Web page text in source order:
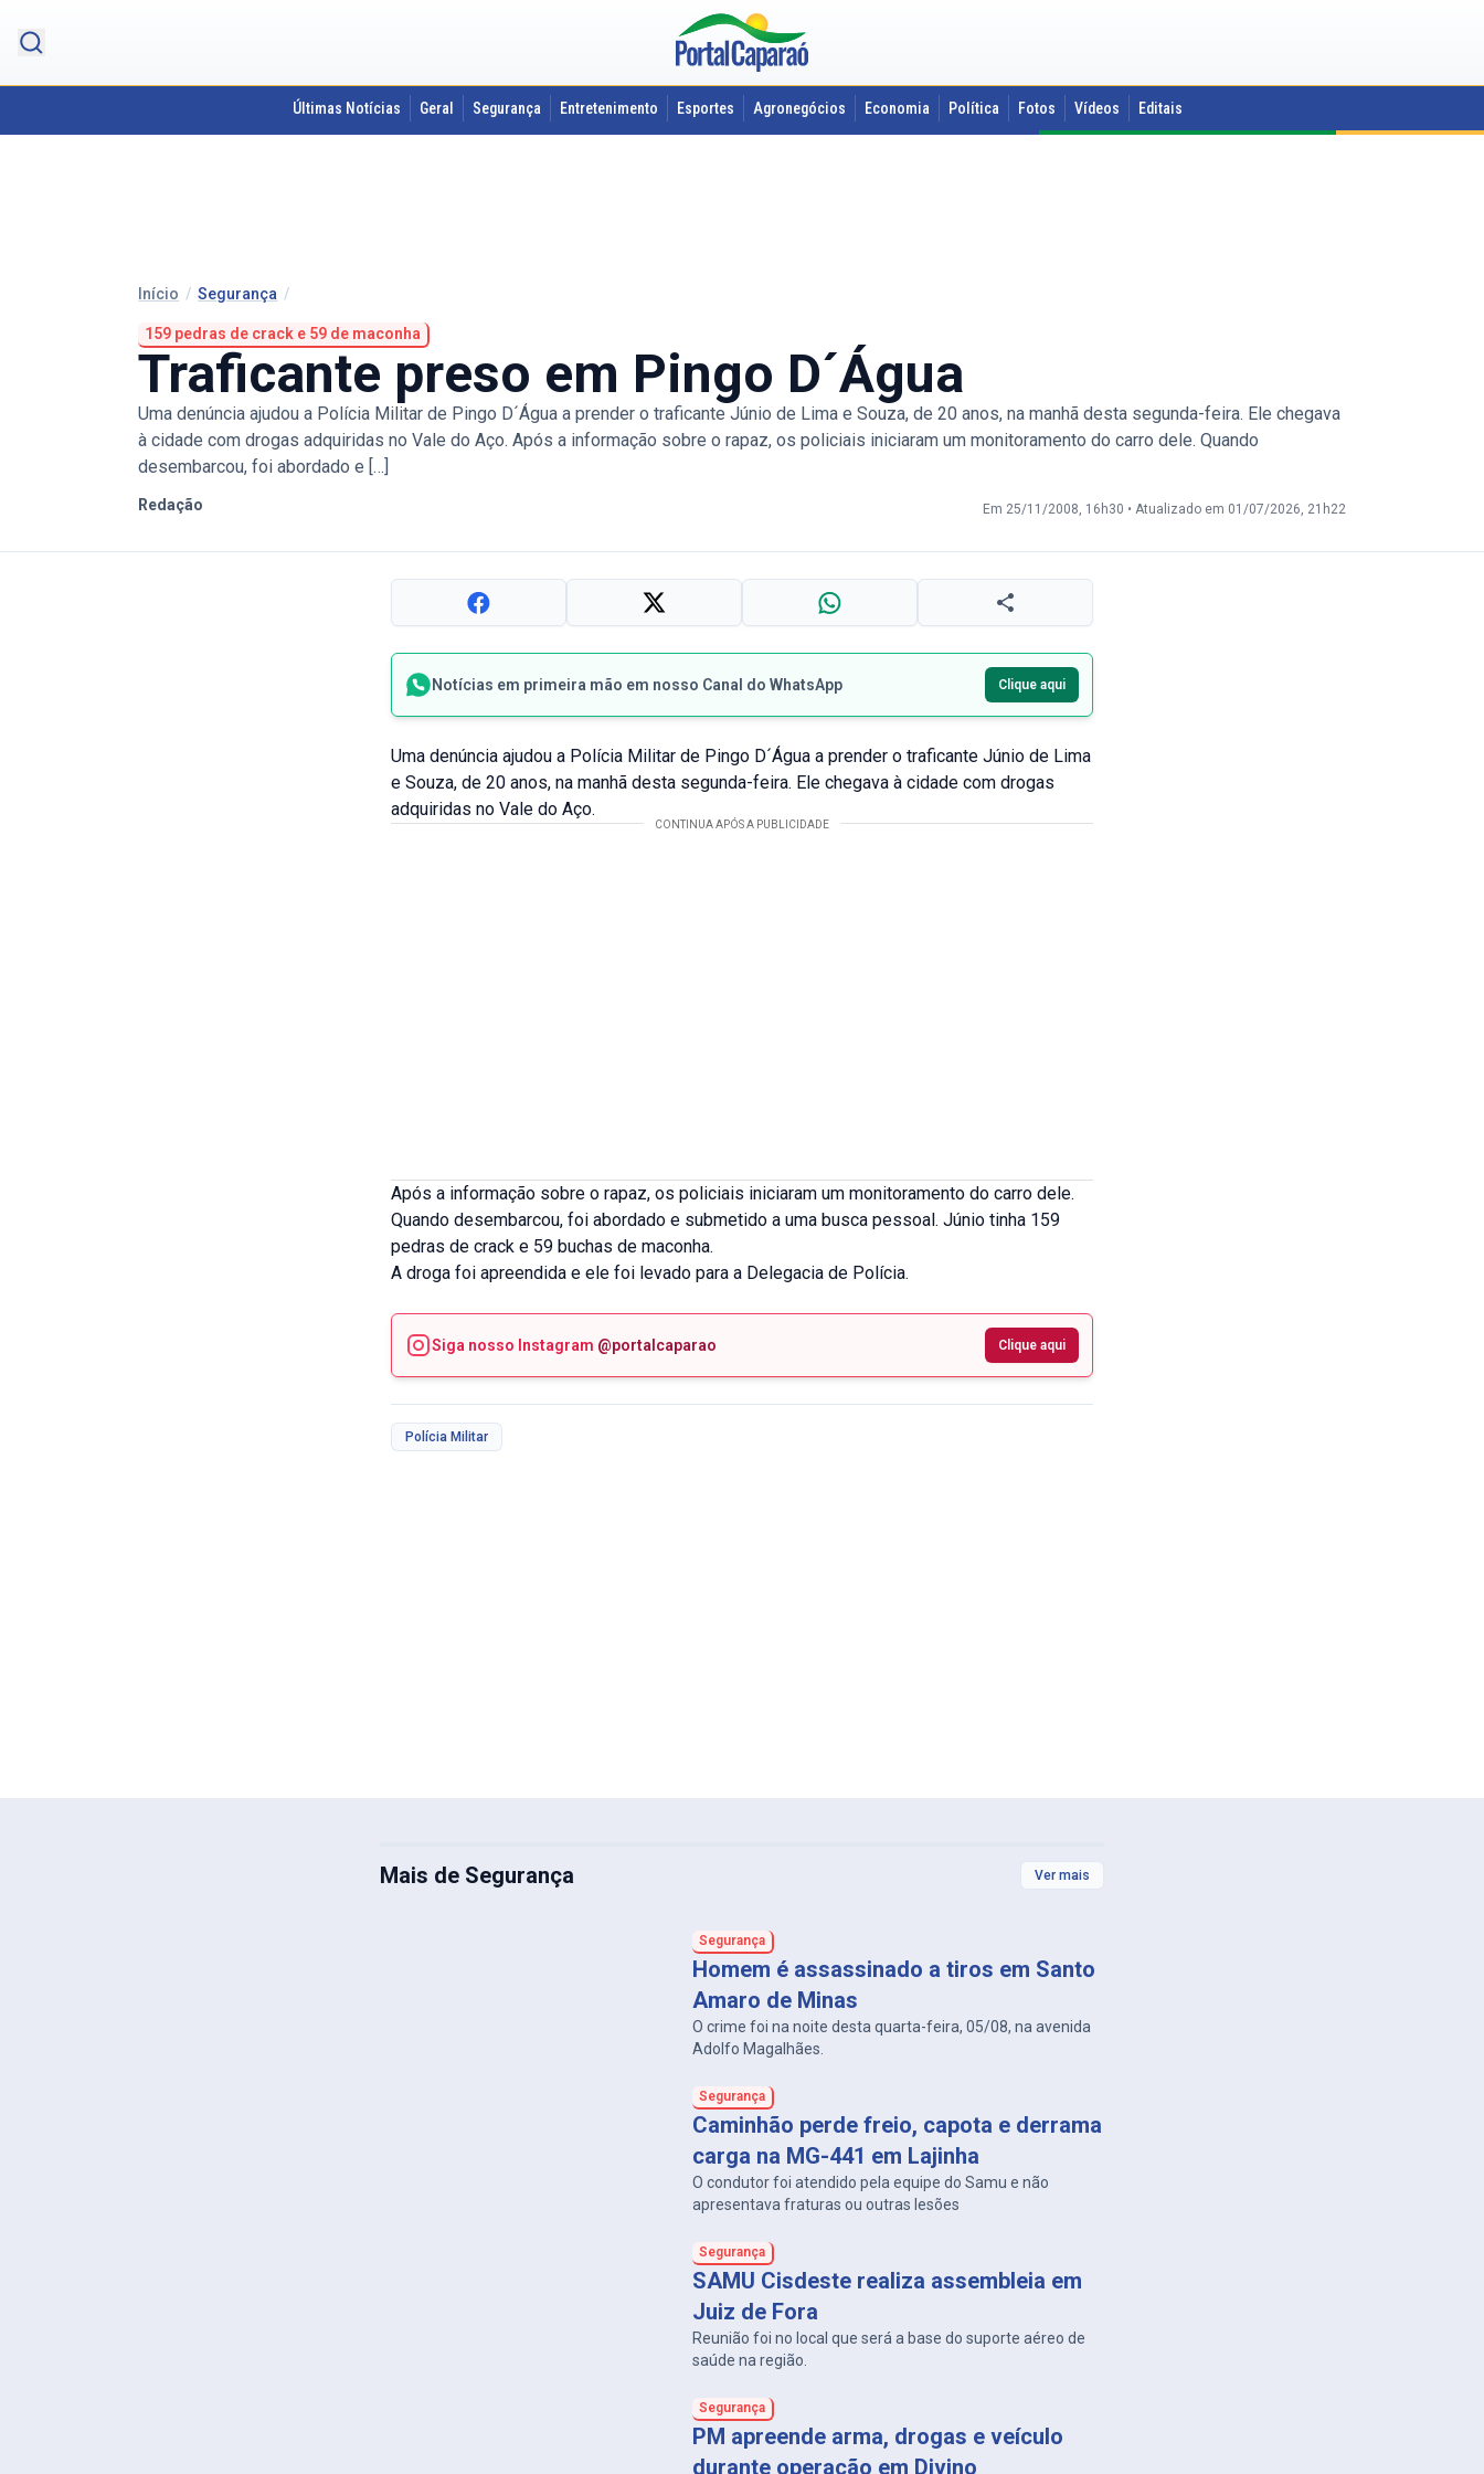
Últimas Notícias Geral Segurança Entretenimento Esportes Agronegócios Economia Política Fotos Vídeos Editais
Início /Segurança /
159 pedras de crack e 59 de maconha
Traficante preso em Pingo D´Água
Uma denúncia ajudou a Polícia Militar de Pingo D´Água a prender o traficante Júnio de Lima e Souza, de 20 anos, na manhã desta segunda-feira. Ele chegava
à cidade com drogas adquiridas no Vale do Aço. Após a informação sobre o rapaz, os policiais iniciaram um monitoramento do carro dele. Quando
desembarcou, foi abordado e […]
Redação Em 25/11/2008, 16h30 • Atualizado em 01/07/2026, 21h22
Notícias em primeira mão em nosso Canal do WhatsApp Clique aqui
Uma denúncia ajudou a Polícia Militar de Pingo D´Água a prender o traficante Júnio de Lima
e Souza, de 20 anos, na manhã desta segunda-feira. Ele chegava à cidade com drogas
adquiridas no Vale do Aço.
Após a informação sobre o rapaz, os policiais iniciaram um monitoramento do carro dele.
Quando desembarcou, foi abordado e submetido a uma busca pessoal. Júnio tinha 159
pedras de crack e 59 buchas de maconha.
A droga foi apreendida e ele foi levado para a Delegacia de Polícia.
Siga nosso Instagram @portalcaparao Clique aqui
Polícia Militar
Mais de Segurança Ver mais
Segurança
Homem é assassinado a tiros em Santo
Amaro de Minas
O crime foi na noite desta quarta-feira, 05/08, na avenida
Adolfo Magalhães.
Segurança
Caminhão perde freio, capota e derrama
carga na MG-441 em Lajinha
O condutor foi atendido pela equipe do Samu e não
apresentava fraturas ou outras lesões
Segurança
SAMU Cisdeste realiza assembleia em
Juiz de Fora
Reunião foi no local que será a base do suporte aéreo de
saúde na região.
Segurança
PM apreende arma, drogas e veículo
durante operação em Divino